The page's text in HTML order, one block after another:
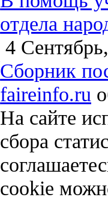
отдела
4
Сборник
faireinfo.ru
На сайте
сбора
cookie